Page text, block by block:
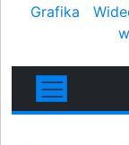
Grafika